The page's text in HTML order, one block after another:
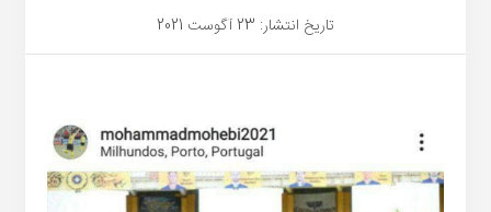
تاریخ انتشار: 23 آگوست 2021